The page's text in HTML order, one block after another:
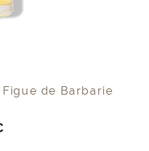
de Barbarie